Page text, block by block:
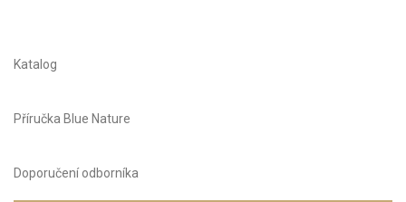
Katalog
Příručka Blue Nature
Doporučení odborníka